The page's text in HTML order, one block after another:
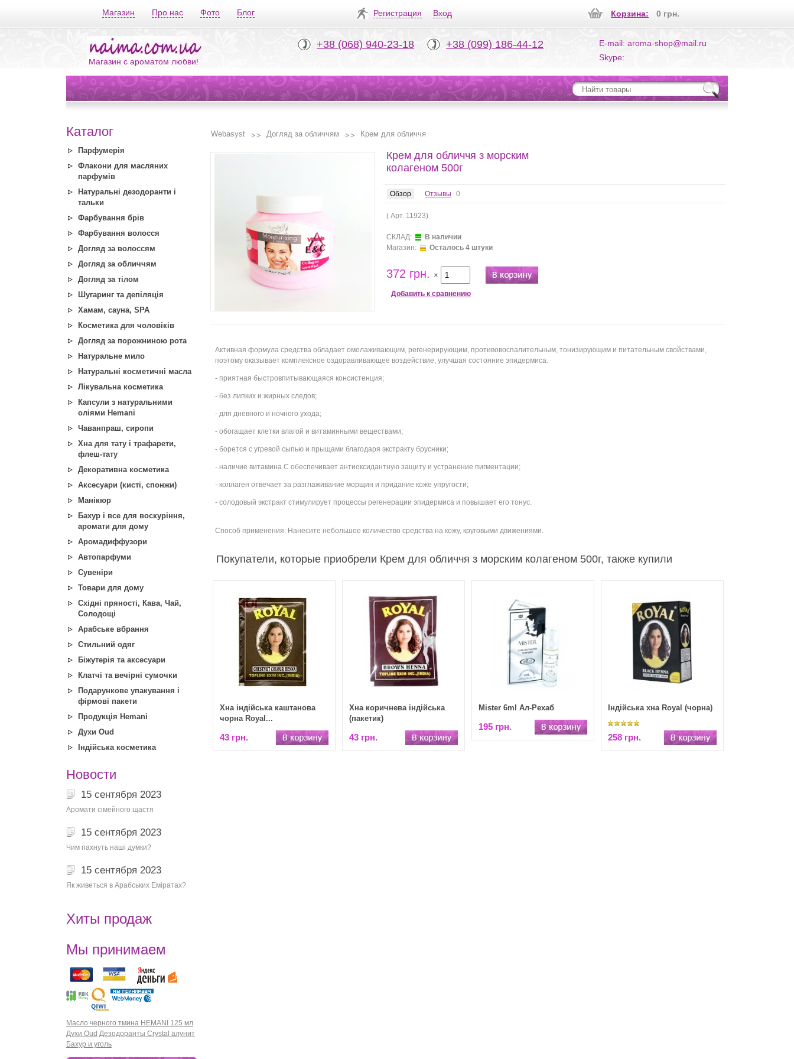
Магазин Про нас Фото Блог Регистрация Вход Корзина: 0 грн.
Магазин с ароматом любви!
+38 (068) 940-23-18 +38 (099) 186-44-12
E-mail: aroma-shop@mail.ru
Skype:
Каталог
Парфумерія
Флакони для масляних
парфумів
Натуральні дезодоранти і
тальки
Фарбування брів
Фарбування волосся
Догляд за волоссям
Догляд за обличчям
Догляд за тілом
Шугаринг та депіляція
Хамам, сауна, SPA
Косметика для чоловіків
Догляд за порожниною рота
Натуральне мило
Натуральні косметичні масла
Лікувальна косметика
Капсули з натуральними
оліями Hemani
Чаванпраш, сиропи
Хна для тату і трафарети,
флеш-тату
Декоративна косметика
Аксесуари (кисті, спонжи)
Манікюр
Бахур і все для воскуріння,
аромати для дому
Аромадиффузори
Автопарфуми
Сувеніри
Товари для дому
Східні пряності, Кава, Чай,
Солодощі
Арабське вбрання
Стильний одяг
Біжутерія та аксесуари
Клатчі та вечірні сумочки
Подарункове упакування і
фірмові пакети
Продукція Hemani
Духи Oud
Індійська косметика
Новости
15 сентября 2023
Аромати сімейного щастя
15 сентября 2023
Чим пахнуть наші думки?
15 сентября 2023
Як живеться в Арабських Еміратах?
Хиты продаж
Мы принимаем
Масло черного тмина HEMANI 125 мл
Духи Oud Дезодоранты Crystal алунит
Бахур и уголь
Webasyst Догляд за обличчям Крем для обличчя
Крем для обличчя з морским
колагеном 500г
Обзор Отзывы 0
( Арт. 11923)
СКЛАД:
В наличии
Магазин:
Осталось 4 штуки
372 грн. ×
Добавить к сравнению
Активная формула средства обладает омолаживающим, регенерирующим, противовоспалительным, тонизирующим и питательным свойствами,
поэтому оказывает комплексное оздоравливающее воздействие, улучшая состояние эпидермиса.
- приятная быстровпитывающаяся консистенция;
- без липких и жирных следов;
- для дневного и ночного ухода;
- обогащает клетки влагой и витаминными веществами;
- борется с угревой сыпью и прыщами благодаря экстракту брусники;
- наличие витамина С обеспечивает антиоксидантную защиту и устранение пигментации;
- коллаген отвечает за разглаживание морщин и придание коже упругости;
- солодовый экстракт стимулирует процессы регенерации эпидермиса и повышает его тонус.
Способ применения: Нанесите небольшое количество средства на кожу, круговыми движениями.
Покупатели, которые приобрели Крем для обличчя з морским колагеном 500г, также купили
Хна індійська каштанова
чорна Royal...
43 грн.
Хна коричнева індійська
(пакетик)
43 грн.
Mister 6ml Ал-Рехаб
195 грн.
Індійська хна Royal (чорна)
258 грн.